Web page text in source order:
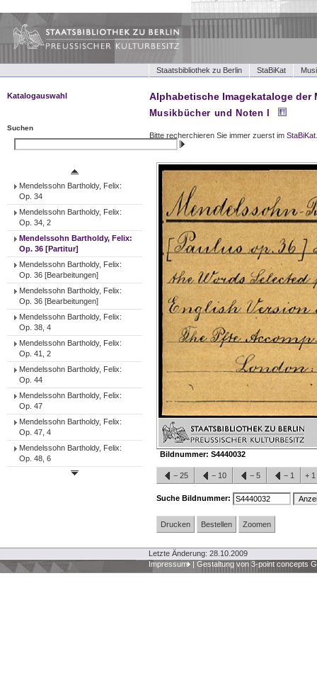
Staatsbibliothek zu Berlin StaBiKat
Katalogauswahl
Tonträger (Werke)
Tonträger (Interpreten)
Suchen
Mendelssohn Bartholdy, Felix:
Op. 34
Mendelssohn Bartholdy, Felix:
Op. 34, 2
Mendelssohn Bartholdy, Felix:
Op. 36 [Partitur]
Mendelssohn Bartholdy, Felix:
Op. 36 [Bearbeitungen]
Mendelssohn Bartholdy, Felix:
Op. 36 [Bearbeitungen]
Mendelssohn Bartholdy, Felix:
Op. 38, 4
Mendelssohn Bartholdy, Felix:
Op. 41, 2
Mendelssohn Bartholdy, Felix:
Op. 44
Mendelssohn Bartholdy, Felix:
Op. 47
Mendelssohn Bartholdy, Felix:
Op. 47, 4
Mendelssohn Bartholdy, Felix:
Op. 48, 6
Alphabetische Imagekataloge der
Musikbücher und Noten I
Bitte recherchieren Sie immer zuerst im StaBiKat.
Bildnummer:S4440032
− 25 − 10 − 5 − 1 +
Suche Bildnummer:
Drucken Bestellen Zoomen
Letzte Änderung: 28.10.2009
Impressum
Gestaltung von 3-point concepts